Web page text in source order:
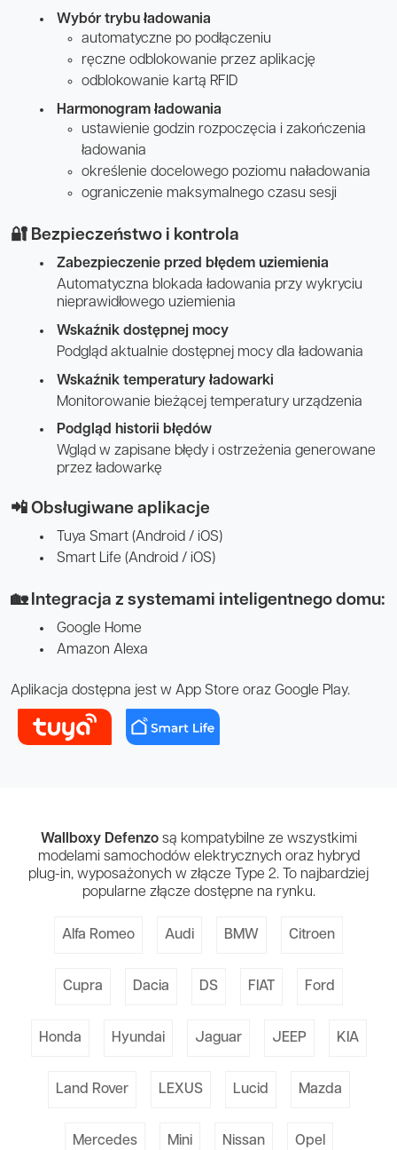
Wybór trybu ładowania
automatyczne po podłączeniu
ręczne odblokowanie przez aplikację
odblokowanie kartą RFID
Harmonogram ładowania
ustawienie godzin rozpoczęcia i zakończenia
ładowania
określenie docelowego poziomu naładowania
ograniczenie maksymalnego czasu sesji
🔐 Bezpieczeństwo i kontrola
Zabezpieczenie przed błędem uziemienia
Automatyczna blokada ładowania przy wykryciu
nieprawidłowego uziemienia
Wskaźnik dostępnej mocy
Podgląd aktualnie dostępnej mocy dla ładowania
Wskaźnik temperatury ładowarki
Monitorowanie bieżącej temperatury urządzenia
Podgląd historii błędów
Wgląd w zapisane błędy i ostrzeżenia generowane
przez ładowarkę
📲 Obsługiwane aplikacje
Tuya Smart (Android / iOS)
Smart Life (Android / iOS)
🏡 Integracja z systemami inteligentnego domu:
Google Home
Amazon Alexa
Aplikacja dostępna jest w App Store oraz Google Play.
Wallboxy Defenzosą kompatybilne ze wszystkimi
modelami samochodów elektrycznych oraz hybryd
plug-in, wyposażonych w złącze Type 2. To najbardziej
popularne złącze dostępne na rynku.
Alfa Romeo Audi BMW Citroen
Cupra Dacia DS FIAT Ford
Honda Hyundai Jaguar JEEP KIA
Land Rover LEXUS Lucid Mazda
Mercedes Mini Nissan Opel